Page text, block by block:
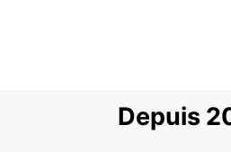
Depuis